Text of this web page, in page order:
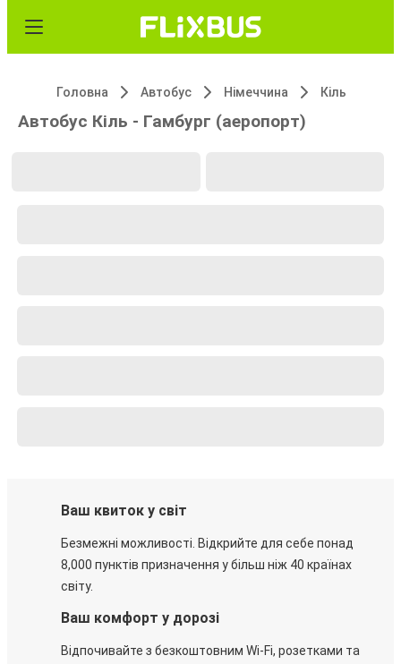
Головна Автобус Німеччина Кіль
Автобус Кіль - Гамбург (аеропорт)
Ваш квиток у світ
Безмежні можливості. Відкрийте для себе понад
8,000 пунктів призначення у більш ніж 40 країнах
світу.
Ваш комфорт у дорозі
Відпочивайте з безкоштовним Wi-Fi, розетками та